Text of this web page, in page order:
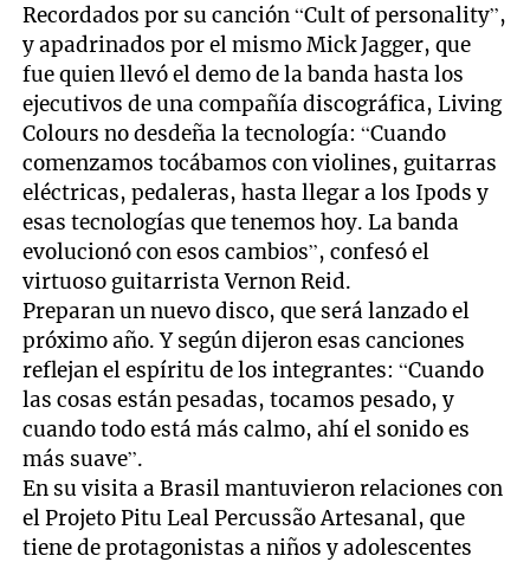
Recordados por su canción “Cult of personality”,
y apadrinados por el mismo Mick Jagger, que
fue quien llevó el demo de la banda hasta los
ejecutivos de una compañía discográfica, Living
Colours no desdeña la tecnología: “Cuando
comenzamos tocábamos con violines, guitarras
eléctricas, pedaleras, hasta llegar a los Ipods y
esas tecnologías que tenemos hoy. La banda
evolucionó con esos cambios”, confesó el
virtuoso guitarrista Vernon Reid.
Preparan un nuevo disco, que será lanzado el
próximo año. Y según dijeron esas canciones
reflejan el espíritu de los integrantes: “Cuando
las cosas están pesadas, tocamos pesado, y
cuando todo está más calmo, ahí el sonido es
más suave”.
En su visita a Brasil mantuvieron relaciones con
el Projeto Pitu Leal Percussão Artesanal, que
tiene de protagonistas a niños y adolescentes